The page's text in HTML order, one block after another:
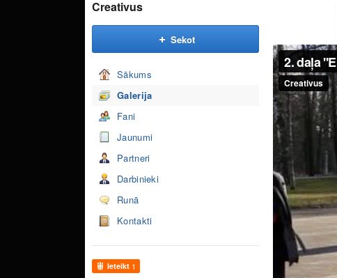
Creativus
Sekot
Sākums
Galerija
Fani
Jaunumi
Partneri
Darbinieki
Runā
Kontakti
Ieteikt 1